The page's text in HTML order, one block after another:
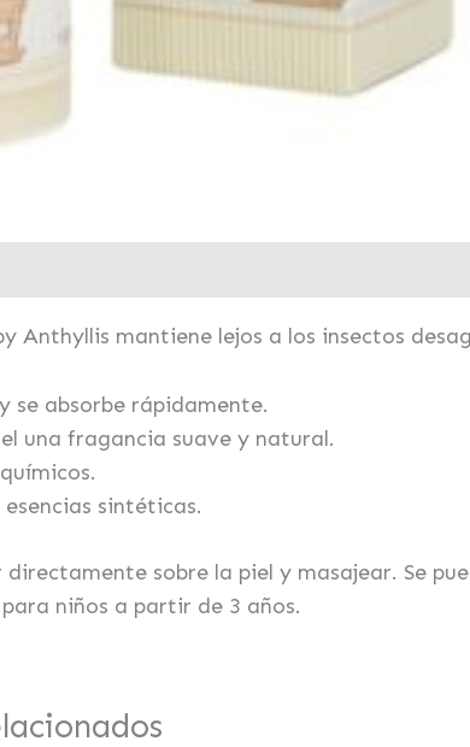
Anthyllis mantiene lejos a los insectos
se absorbe rápidamente.
una fragancia suave y natural.
sintéticas.
directamente sobre la piel y masajear. Se
niños a partir de 3 años.